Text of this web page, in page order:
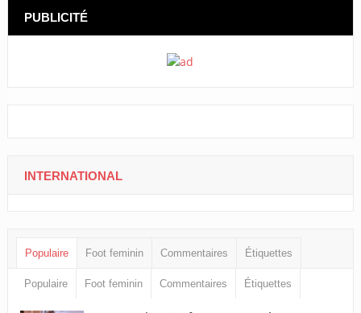
PUBLICITÉ
INTERNATIONAL
Populaire Foot feminin Commentaires Étiquettes
Populaire Foot feminin Commentaires Étiquettes